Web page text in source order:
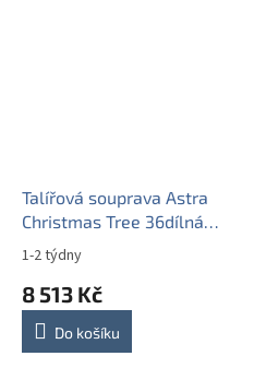
Talířová souprava Astra
Christmas Tree 36dílná
KGL
1-2 týdny
8 513 Kč
Do košíku